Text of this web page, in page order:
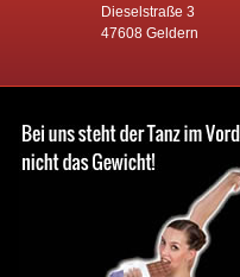
Dieselstraße 3
47608 Geldern